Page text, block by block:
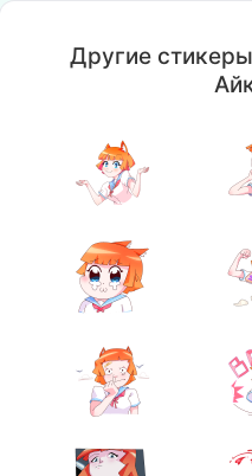
Другие